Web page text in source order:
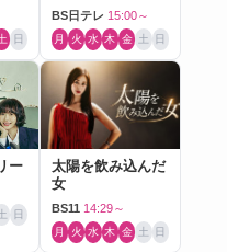
日
BS日テレ 15:00～
月 火 水 木 金 土 日
ー
日
太陽を飲み込んだ
女
BS11 14:29～
月 火 水 木 金 土 日